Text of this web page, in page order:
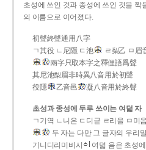
초성에 쓰인 것과 종성에 쓰인 것을 짝
의 이름으로 이어졌다.
初聲終聲通用八字
ㄱ其役 ㄴ尼隱 ㄷ池
ㄹ梨乙 ㅁ眉
兩字只取本字之釋俚語爲聲
其尼池梨眉非時異八音用於初聲
役隱
乙音邑 凝八音用於終聲
초성과 종성에 두루 쓰이는 여덟 자
ㄱ기역 ㄴ니은 ㄷ디귿 ㄹ리을 ㅁ미
두 자는 다만 그 글자의 우리
기니디리미비시
여덟 음은 초성